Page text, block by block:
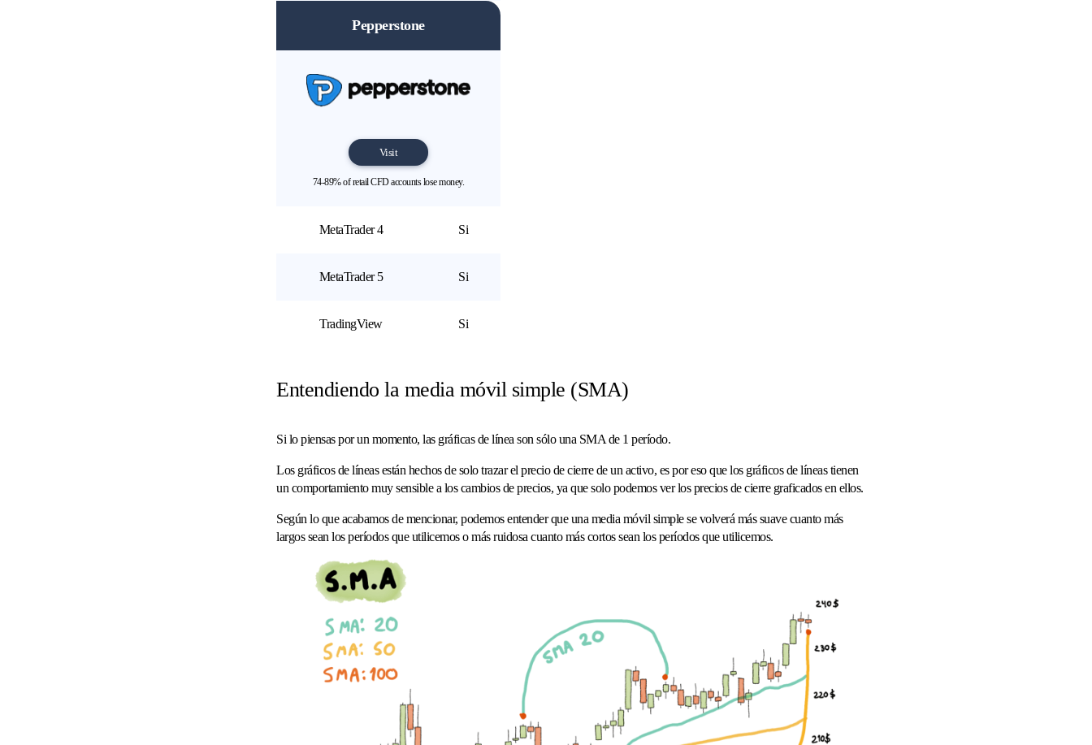
Pepperstone
Visit
74-89% of retail CFD accounts lose money.
MetaTrader 4 Si
MetaTrader 5 Si
TradingView Si
Entendiendo la media móvil simple (SMA)
Si lo piensas por un momento, las gráficas de línea son sólo una SMA de 1 período.
Los gráficos de líneas están hechos de solo trazar el precio de cierre de un activo, es por eso que los gráficos de líneas tienen
un comportamiento muy sensible a los cambios de precios, ya que solo podemos ver los precios de cierre graficados en ellos.
Según lo que acabamos de mencionar, podemos entender que una media móvil simple se volverá más suave cuanto más
largos sean los períodos que utilicemos o más ruidosa cuanto más cortos sean los períodos que utilicemos.